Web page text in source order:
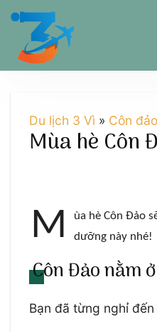
Chuyển
dung
Du lịch 3 Vì » Côn đảo
Mùa hè Côn
M ùa hè Côn Đảo
dưỡng này nhé!
Côn Đảo nằm
Bạn đã từng nghỉ